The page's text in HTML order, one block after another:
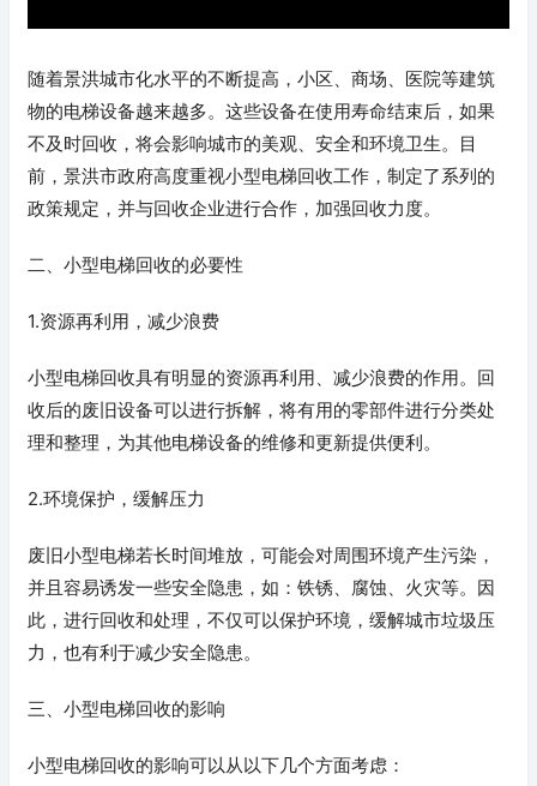
随着景洪城市化水平的不断提高，小区、商场、医院等建筑
物的电梯设备越来越多。这些设备在使用寿命结束后，如果
不及时回收，将会影响城市的美观、安全和环境卫生。目
前，景洪市政府高度重视小型电梯回收工作，制定了系列的
政策规定，并与回收企业进行合作，加强回收力度。
二、小型电梯回收的必要性
1.资源再利用，减少浪费
小型电梯回收具有明显的资源再利用、减少浪费的作用。回
收后的废旧设备可以进行拆解，将有用的零部件进行分类处
理和整理，为其他电梯设备的维修和更新提供便利。
2.环境保护，缓解压力
废旧小型电梯若长时间堆放，可能会对周围环境产生污染，
并且容易诱发一些安全隐患，如：铁锈、腐蚀、火灾等。因
此，进行回收和处理，不仅可以保护环境，缓解城市垃圾压
力，也有利于减少安全隐患。
三、小型电梯回收的影响
小型电梯回收的影响可以从以下几个方面考虑：